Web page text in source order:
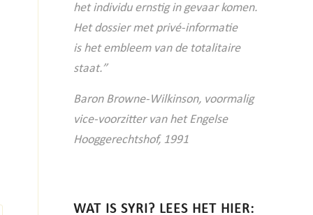
het individu ernstig ingevaar komen.
Het dossier met privé-informatie
is het embleem van de totalitaire
staat.”
Baron Browne-Wilkinson, voormalig
vice-voorzitter van het Engelse
Hooggerechtshof, 1991
WAT IS SYRI? LEES HET HIER: